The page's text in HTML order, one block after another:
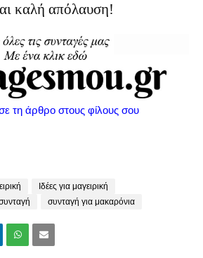
καλή απόλαυση!
τη άρθρο στους φίλους σου
Ιδέες για μαγειρική
συνταγή για μακαρόνια